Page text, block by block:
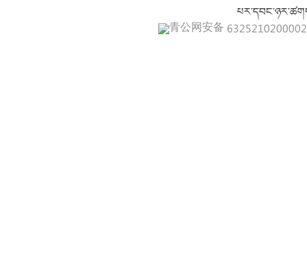
青公网安备